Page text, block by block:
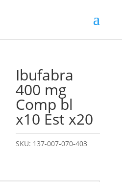
Ibufabra
400 mg
Comp bl
x10 Est x20
SKU: 137-007-070-403